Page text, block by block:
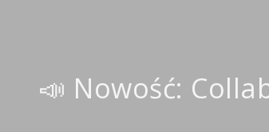
📣 Nowość: